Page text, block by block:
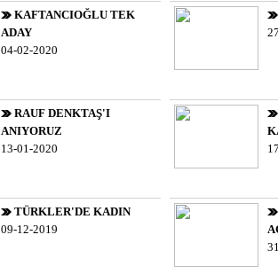
KAFTANCIOĞLU TEK
ADAY
04-02-2020
RAUF DENKTAŞ'I
ANIYORUZ
13-01-2020
TÜRKLER'DE KADIN
09-12-2019